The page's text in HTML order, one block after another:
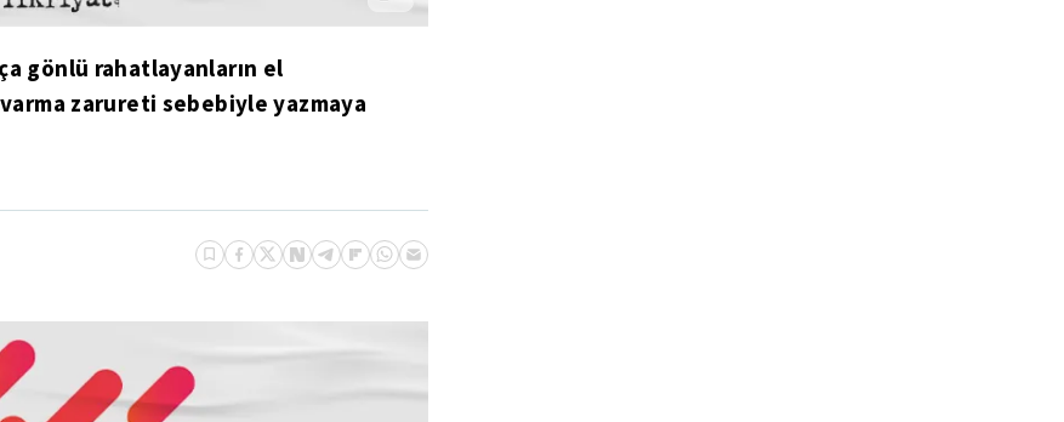
gönlü rahatlayanların el
zarureti sebebiyle yazmaya